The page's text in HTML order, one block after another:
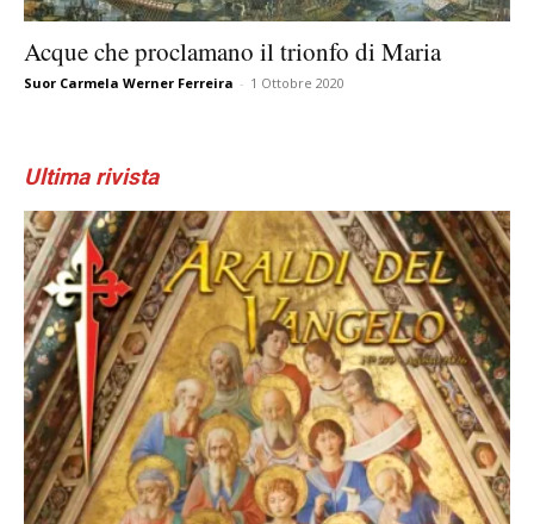
Acque che proclamano il trionfo di Maria
Suor Carmela Werner Ferreira - 1 Ottobre 2020
Ultima rivista